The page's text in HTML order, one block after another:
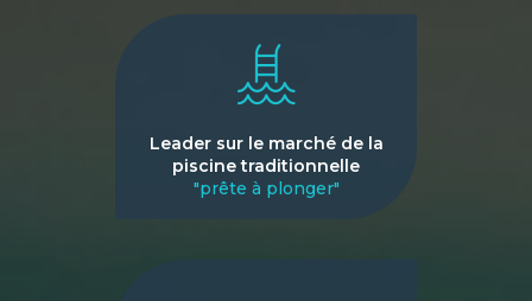
Leader sur le marché de la
piscine traditionnelle
"prête à plonger"